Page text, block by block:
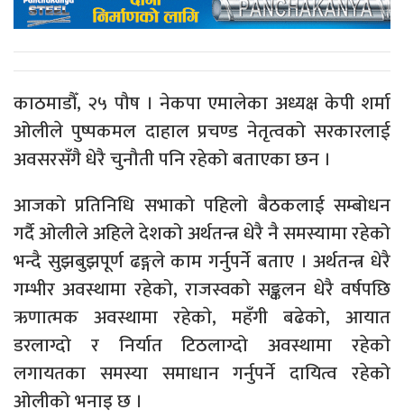
काठमाडौँ, २५ पौष । नेकपा एमालेका अध्यक्ष केपी शर्मा
ओलीले पुष्पकमल दाहाल प्रचण्ड नेतृत्वको सरकारलाई
अवसरसँगै धेरै चुनौती पनि रहेको बताएका छन ।
आजको प्रतिनिधि सभाको पहिलो बैठकलाई सम्बोधन
गर्दै ओलीले अहिले देशको अर्थतन्त्र धेरै नै समस्यामा रहेको
भन्दै सुझबुझपूर्ण ढङ्गले काम गर्नुपर्ने बताए । अर्थतन्त्र धेरै
गम्भीर अवस्थामा रहेको, राजस्वकाे सङ्कलन धेरै वर्षपछि
ऋणात्मक अवस्थामा रहेकाे, महँगी बढेको, आयात
डरलाग्दो र निर्यात टिठलाग्दो अवस्थामा रहेकाे
लगायतका समस्या समाधान गर्नुपर्ने दायित्व रहेको
ओलीको भनाइ छ ।